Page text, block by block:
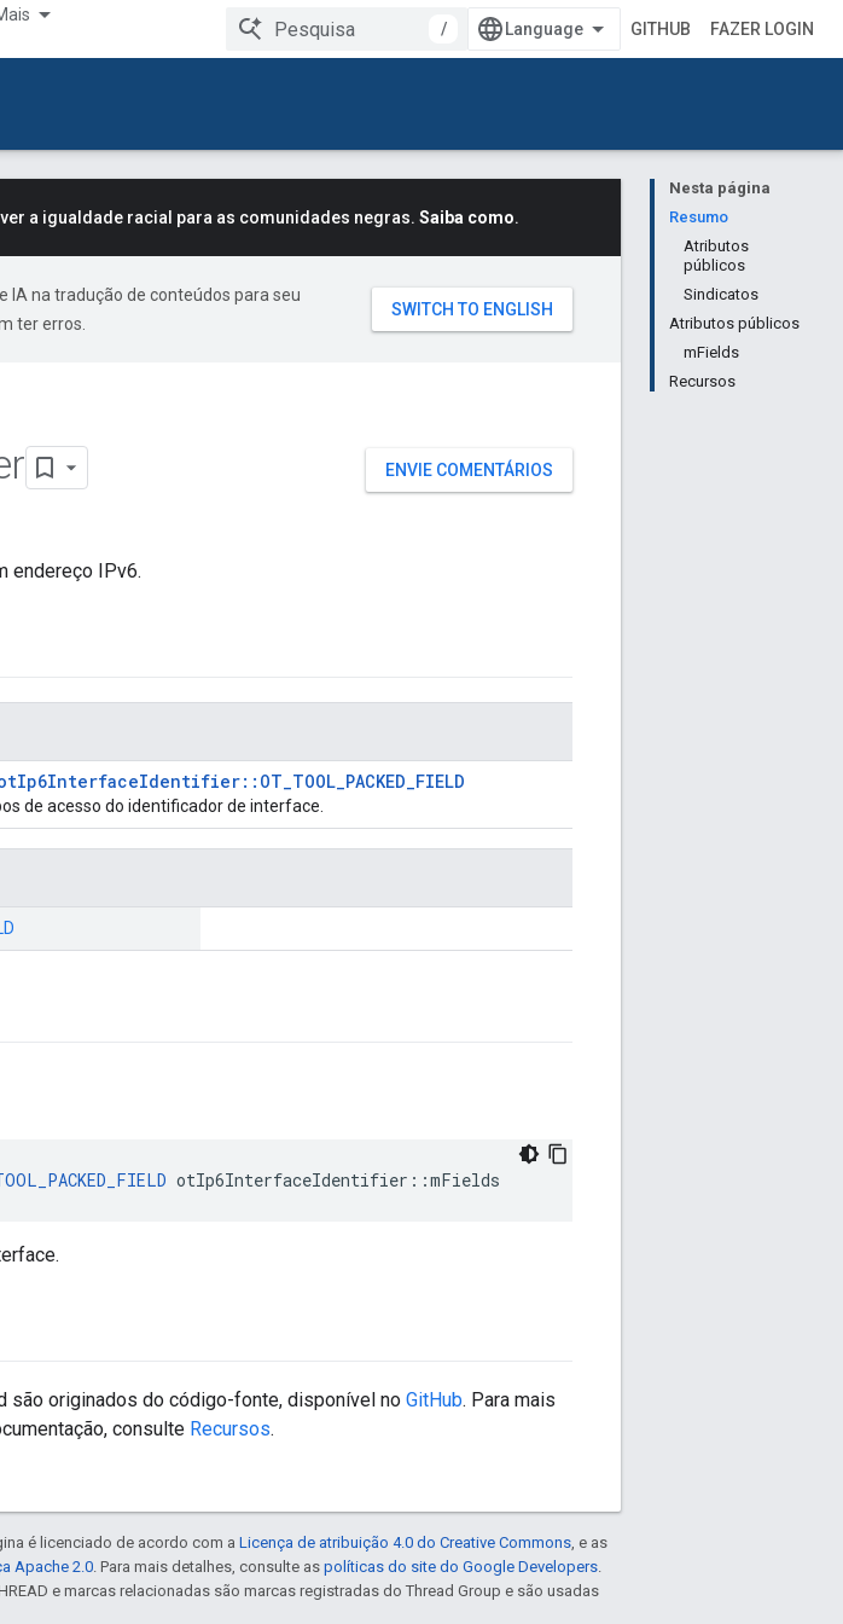
/ GITHUB FAZER LOGIN
Nesta página
Resumo
Atributos
públicos
Sindicatos
Atributos públicos
mFields
Recursos
a igualdade racial para as comunidades negras. Saiba como.
IA na tradução de conteúdos para seu
ter erros.
ENVIE COMENTÁRIOS
endereço IPv6.
de acesso do identificador de interface.
otIp6InterfaceIdentifier ::mFields
são originados do código-fonte, disponível no GitHub. Para mais
consulte Recursos.
é licenciado de acordo com a Licença de atribuição 4.0 do Creative Commons, e as
Apache 2.0. Para mais detalhes, consulte as políticas do site do Google Developers.
e marcas relacionadas são marcas registradas do Thread Group e são usadas